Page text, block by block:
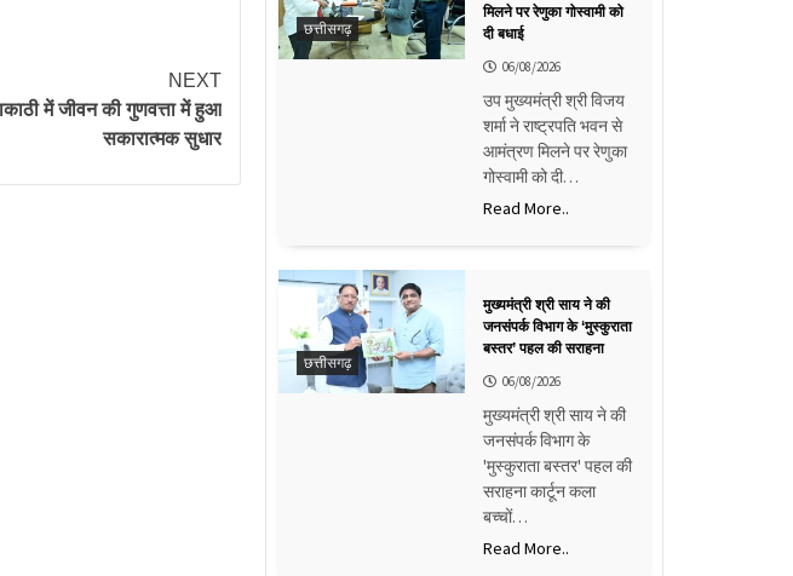
NEXT
में जीवन की गुणवत्ता में हुआ
सकारात्मक सुधार
छत्तीसगढ़
मिलने पर रेणुका गोस्वामी को
दी बधाई
06/08/2026
उप मुख्यमंत्री श्री विजय
शर्मा ने राष्ट्रपति भवन से
आमंत्रण मिलने पर रेणुका
गोस्वामी को दी…
Read More..
छत्तीसगढ़
मुख्यमंत्री श्री साय ने की
जनसंपर्क विभाग के ‘मुस्कुराता
बस्तर’ पहल की सराहना
06/08/2026
मुख्यमंत्री श्री साय ने की
जनसंपर्क विभाग के
'मुस्कुराता बस्तर' पहल की
सराहना कार्टून कला
बच्चों…
Read More..